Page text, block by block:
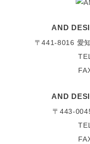
AND
〒441-8016 愛
AND
〒443-